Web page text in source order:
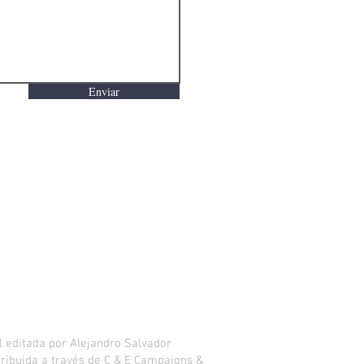
Enviar
editada por Alejandro Salvador